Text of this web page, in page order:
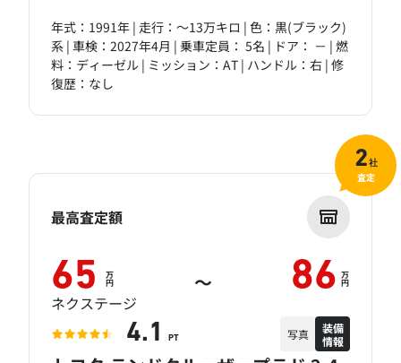
年式：1991年 | 走行：～13万キロ | 色：黒(ブラック)
系 | 車検：2027年4月 | 乗車定員： 5名 | ドア： － | 燃
料：ディーゼル | ミッション：AT | ハンドル：右 | 修
復歴：なし
最高査定額
65 万
円 ～ 86 万
円
ネクステージ
4.1 PT 写真
装備
情報
2社
査定